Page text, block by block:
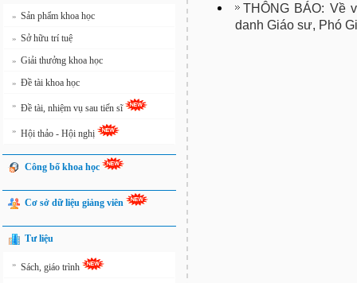
» Sản phẩm khoa học
» Sở hữu trí tuệ
» Giải thưởng khoa học
» Đề tài khoa học
» Đề tài, nhiệm vụ sau tiến sĩ
» Hội thảo - Hội nghị
Công bố khoa học
Cơ sở dữ liệu giảng viên
Tư liệu
» Sách, giáo trình
THÔNG BÁO: Về
danh Giáo sư, Phó